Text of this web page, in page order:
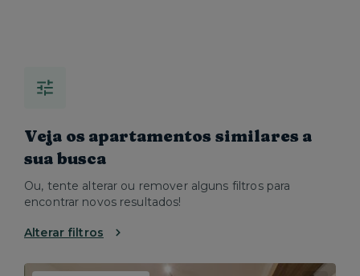
Veja os apartamentos similares a
sua busca
Ou, tente alterar ou remover alguns filtros para
encontrar novos resultados!
Alterar filtros